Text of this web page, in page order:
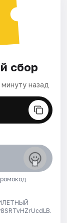
сбор
назад